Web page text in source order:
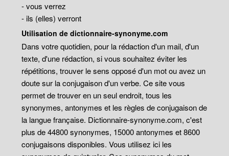
- vous verrez
- ils (elles) verront
Utilisation de dictionnaire-synonyme.com
Dans votre quotidien, pour la rédaction d'un mail, d'un
texte, d'une rédaction, si vous souhaitez éviter les
répétitions, trouver le sens opposé d'un mot ou avez un
doute sur la conjugaison d'un verbe. Ce site vous
permet de trouver en un seul endroit, tous les
synonymes, antonymes et les règles de conjugaison de
la langue française. Dictionnaire-synonyme.com, c'est
plus de 44800 synonymes, 15000 antonymes et 8600
conjugaisons disponibles. Vous utilisez ici les